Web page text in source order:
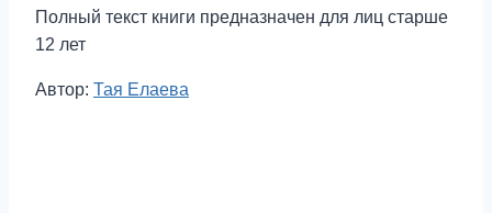
Полный текст книги предназначен для лиц старше
12 лет
Метки
Автор: Тая Елаева